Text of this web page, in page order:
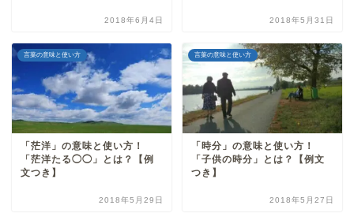
2018年6月4日 2018年5月31日
言葉の意味と使い方
「茫洋」の意味と使い方！
「茫洋たる◯◯」とは？【例
文つき】
2018年5月29日
言葉の意味と使い方
「時分」の意味と使い方！
「子供の時分」とは？【例文
つき】
2018年5月27日